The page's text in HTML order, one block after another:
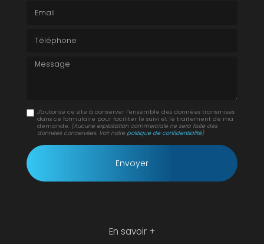
Message
J'autorise ce site à conserver l'ensemble des données transmises
dans ce formulaire pour faciliter le suivi et le traitement de ma
demande. (Aucune exploitation commerciale ne sera faite des
données concervées. Voir notrepolitique de confidentialité)
En savoir +